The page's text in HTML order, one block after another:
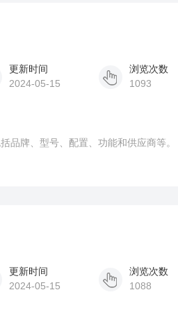
更新时间
2024-05-15
浏览次数
1093
品牌、型号、配置、功能和供应商等。
更新时间
2024-05-15
浏览次数
1088